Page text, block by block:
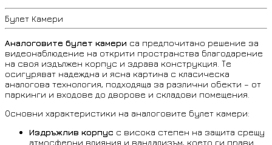
Булет Камери
Аналоговите булет камери са предпочитано решение за
видеонаблюдение на открити пространства благодарение
на своя издължен корпус и здрава конструкция. Те
осигуряват надеждна и ясна картина с класическа
аналогова технология, подходяща за различни обекти – от
паркинги и входове до дворове и складови помещения.
Основни характеристики на аналоговите булет камери:
Издръжлив корпус с висока степен на защита срещу
атмосферни влияния и вандализъм, което ги прави